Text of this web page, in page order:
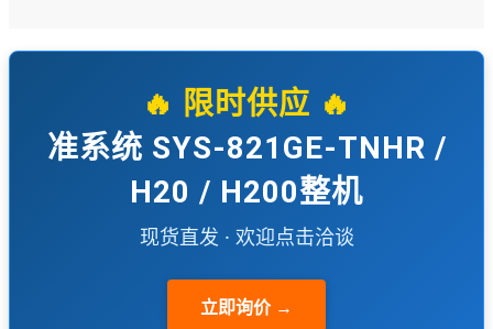
🔥 限时供应 🔥
准系统 SYS-821GE-TNHR /
H20 / H200整机
现货直发 · 欢迎点击洽谈
立即询价 →